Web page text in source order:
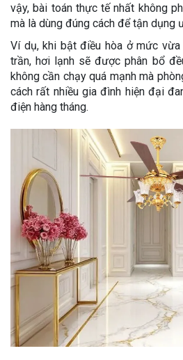
vậy, bài toán thực tế nhất không
mà là dùng đúng cách để tận dụng
Ví dụ, khi bật điều hòa ở mức
trần, hơi lạnh sẽ được phân bổ
không cần chạy quá mạnh mà
cách rất nhiều gia đình hiện đại
điện hàng tháng.